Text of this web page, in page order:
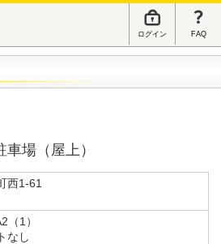
ログイン FAQ
場（屋上）
西1-61
（1）
なし